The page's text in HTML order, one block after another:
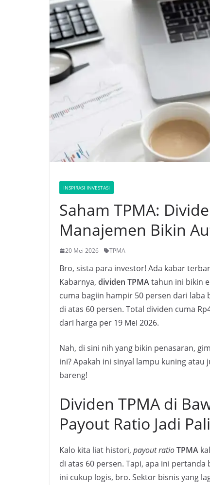
INSPIRASI INVESTASI
Saham TPMA:
Manajemen Bikin
20 Mei 2026 TPMA
Bro, sista para investor! Ada kabar
Kabarnya, dividen TPMAtahun ini bikin
cuma bagiin hampir 50 persen dari laba
di atas 60 persen. Total dividen cuma
dari harga per 19 Mei 2026.
Nah, di sini nih yang bikin penasaran,
ini? Apakah ini sinyal lampu kuning
bareng!
Dividen TPMA di
Payout Ratio Jadi
Kalo kita liat histori, payout ratioTPMA
di atas 60 persen. Tapi, apa ini
ini cukup logis, bro. Sektor bisnis yang